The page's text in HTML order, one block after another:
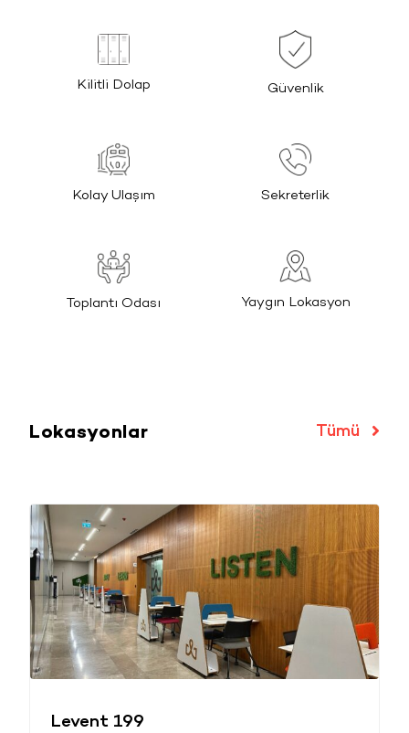
Kilitli Dolap Güvenlik
Kolay Ulaşım Sekreterlik
Toplantı Odası Yaygın Lokasyon
Lokasyonlar Tümü
Levent 199